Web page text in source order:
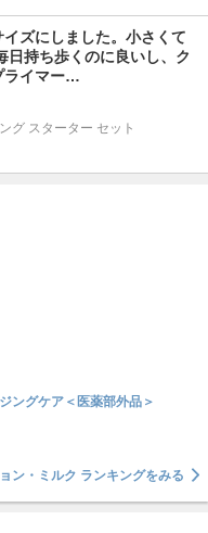
ズにしました。小さくて
日持ち歩くのに良いし、ク
ライマー…
グ スターター セット
ングケア＜医薬部外品＞
ン・ミルク ランキングをみる